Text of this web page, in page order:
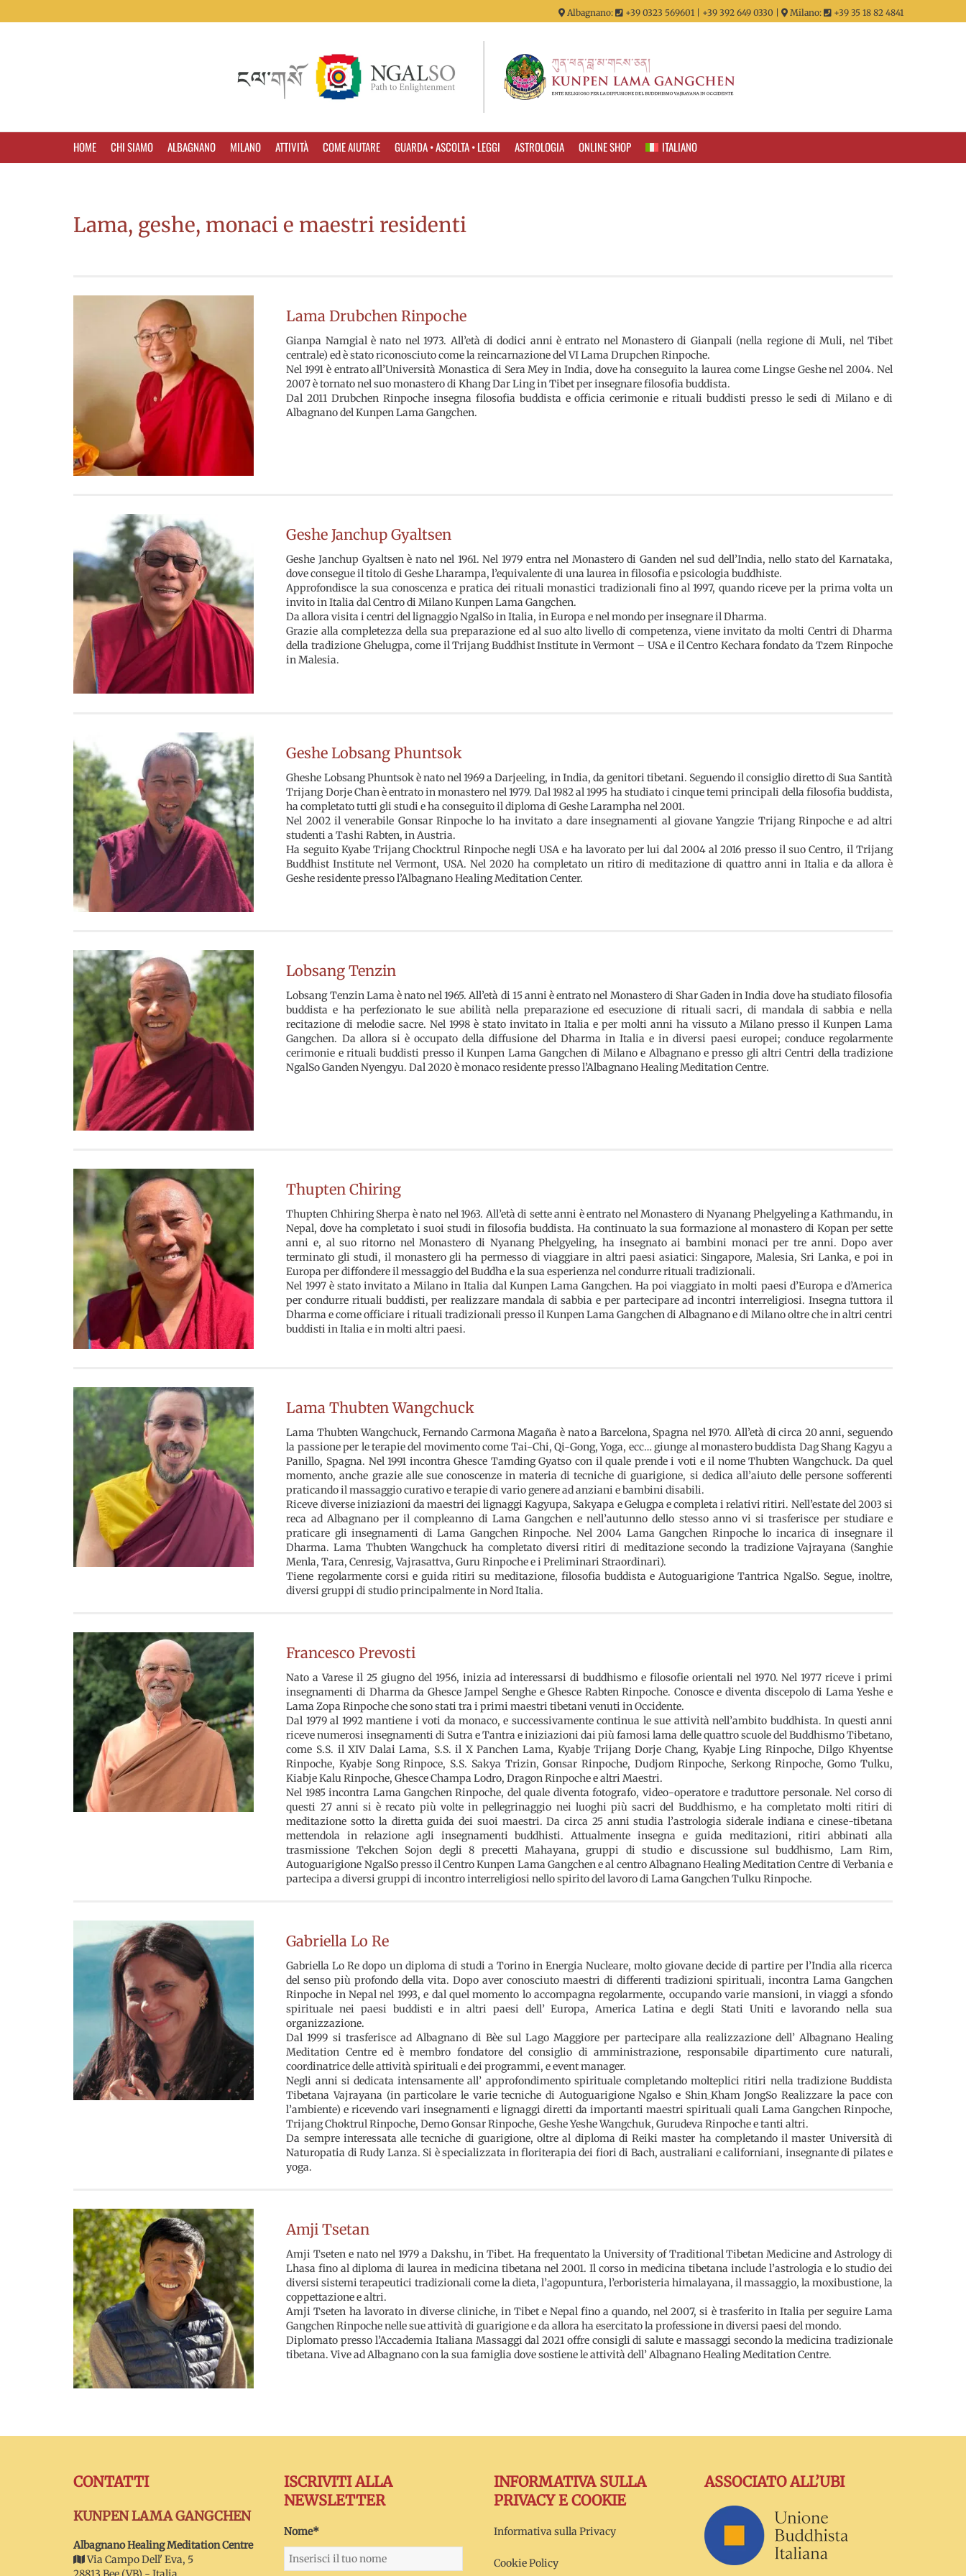
Albagnano: +39 0323 569601 | +39 392 649 0330 | Milano: +39 35 18 82 4841
HOME CHI SIAMO ALBAGNANO MILANO ATTIVITÀ COME AIUTARE GUARDA • ASCOLTA • LEGGI ASTROLOGIA ONLINE SHOP ITALIANO
Lama, geshe, monaci e maestri residenti
Lama Drubchen Rinpoche
Gianpa Namgial è nato nel 1973. All’età di dodici anni è entrato nel Monastero di Gianpali (nella regione di Muli, nel Tibet
centrale) ed è stato riconosciuto come la reincarnazione del VI Lama Drupchen Rinpoche.
Nel 1991 è entrato all’Università Monastica di Sera Mey in India, dove ha conseguito la laurea come Lingse Geshe nel 2004. Nel
2007 è tornato nel suo monastero di Khang Dar Ling in Tibet per insegnare filosofia buddista.
Dal 2011 Drubchen Rinpoche insegna filosofia buddista e officia cerimonie e rituali buddisti presso le sedi di Milano e di
Albagnano del Kunpen Lama Gangchen.
Geshe Janchup Gyaltsen
Geshe Janchup Gyaltsen è nato nel 1961. Nel 1979 entra nel Monastero di Ganden nel sud dell’India, nello stato del Karnataka,
dove consegue il titolo di Geshe Lharampa, l’equivalente di una laurea in filosofia e psicologia buddhiste.
Approfondisce la sua conoscenza e pratica dei rituali monastici tradizionali fino al 1997, quando riceve per la prima volta un
invito in Italia dal Centro di Milano Kunpen Lama Gangchen.
Da allora visita i centri del lignaggio NgalSo in Italia, in Europa e nel mondo per insegnare il Dharma.
Grazie alla completezza della sua preparazione ed al suo alto livello di competenza, viene invitato da molti Centri di Dharma
della tradizione Ghelugpa, come il Trijang Buddhist Institute in Vermont – USA e il Centro Kechara fondato da Tzem Rinpoche
in Malesia.
Geshe Lobsang Phuntsok
Gheshe Lobsang Phuntsok è nato nel 1969 a Darjeeling, in India, da genitori tibetani. Seguendo il consiglio diretto di Sua Santità
Trijang Dorje Chan è entrato in monastero nel 1979. Dal 1982 al 1995 ha studiato i cinque temi principali della filosofia buddista,
ha completato tutti gli studi e ha conseguito il diploma di Geshe Larampha nel 2001.
Nel 2002 il venerabile Gonsar Rinpoche lo ha invitato a dare insegnamenti al giovane Yangzie Trijang Rinpoche e ad altri
studenti a Tashi Rabten, in Austria.
Ha seguito Kyabe Trijang Chocktrul Rinpoche negli USA e ha lavorato per lui dal 2004 al 2016 presso il suo Centro, il Trijang
Buddhist Institute nel Vermont, USA. Nel 2020 ha completato un ritiro di meditazione di quattro anni in Italia e da allora è
Geshe residente presso l’Albagnano Healing Meditation Center.
Lobsang Tenzin
Lobsang Tenzin Lama è nato nel 1965. All’età di 15 anni è entrato nel Monastero di Shar Gaden in India dove ha studiato filosofia
buddista e ha perfezionato le sue abilità nella preparazione ed esecuzione di rituali sacri, di mandala di sabbia e nella
recitazione di melodie sacre. Nel 1998 è stato invitato in Italia e per molti anni ha vissuto a Milano presso il Kunpen Lama
Gangchen. Da allora si è occupato della diffusione del Dharma in Italia e in diversi paesi europei; conduce regolarmente
cerimonie e rituali buddisti presso il Kunpen Lama Gangchen di Milano e Albagnano e presso gli altri Centri della tradizione
NgalSo Ganden Nyengyu. Dal 2020 è monaco residente presso l’Albagnano Healing Meditation Centre.
Thupten Chiring
Thupten Chhiring Sherpa è nato nel 1963. All’età di sette anni è entrato nel Monastero di Nyanang Phelgyeling a Kathmandu, in
Nepal, dove ha completato i suoi studi in filosofia buddista. Ha continuato la sua formazione al monastero di Kopan per sette
anni e, al suo ritorno nel Monastero di Nyanang Phelgyeling, ha insegnato ai bambini monaci per tre anni. Dopo aver
terminato gli studi, il monastero gli ha permesso di viaggiare in altri paesi asiatici: Singapore, Malesia, Sri Lanka, e poi in
Europa per diffondere il messaggio del Buddha e la sua esperienza nel condurre rituali tradizionali.
Nel 1997 è stato invitato a Milano in Italia dal Kunpen Lama Gangchen. Ha poi viaggiato in molti paesi d’Europa e d’America
per condurre rituali buddisti, per realizzare mandala di sabbia e per partecipare ad incontri interreligiosi. Insegna tuttora il
Dharma e come officiare i rituali tradizionali presso il Kunpen Lama Gangchen di Albagnano e di Milano oltre che in altri centri
buddisti in Italia e in molti altri paesi.
Lama Thubten Wangchuck
Lama Thubten Wangchuck, Fernando Carmona Magaña è nato a Barcelona, Spagna nel 1970. All’età di circa 20 anni, seguendo
la passione per le terapie del movimento come Tai-Chi, Qi-Gong, Yoga, ecc… giunge al monastero buddista Dag Shang Kagyu a
Panillo, Spagna. Nel 1991 incontra Ghesce Tamding Gyatso con il quale prende i voti e il nome Thubten Wangchuck. Da quel
momento, anche grazie alle sue conoscenze in materia di tecniche di guarigione, si dedica all’aiuto delle persone sofferenti
praticando il massaggio curativo e terapie di vario genere ad anziani e bambini disabili.
Riceve diverse iniziazioni da maestri dei lignaggi Kagyupa, Sakyapa e Gelugpa e completa i relativi ritiri. Nell’estate del 2003 si
reca ad Albagnano per il compleanno di Lama Gangchen e nell’autunno dello stesso anno vi si trasferisce per studiare e
praticare gli insegnamenti di Lama Gangchen Rinpoche. Nel 2004 Lama Gangchen Rinpoche lo incarica di insegnare il
Dharma. Lama Thubten Wangchuck ha completato diversi ritiri di meditazione secondo la tradizione Vajrayana (Sanghie
Menla, Tara, Cenresig, Vajrasattva, Guru Rinpoche e i Preliminari Straordinari).
Tiene regolarmente corsi e guida ritiri su meditazione, filosofia buddista e Autoguarigione Tantrica NgalSo. Segue, inoltre,
diversi gruppi di studio principalmente in Nord Italia.
Francesco Prevosti
Nato a Varese il 25 giugno del 1956, inizia ad interessarsi di buddhismo e filosofie orientali nel 1970. Nel 1977 riceve i primi
insegnamenti di Dharma da Ghesce Jampel Senghe e Ghesce Rabten Rinpoche. Conosce e diventa discepolo di Lama Yeshe e
Lama Zopa Rinpoche che sono stati tra i primi maestri tibetani venuti in Occidente.
Dal 1979 al 1992 mantiene i voti da monaco, e successivamente continua le sue attività nell’ambito buddhista. In questi anni
riceve numerosi insegnamenti di Sutra e Tantra e iniziazioni dai più famosi lama delle quattro scuole del Buddhismo Tibetano,
come S.S. il XIV Dalai Lama, S.S. il X Panchen Lama, Kyabje Trijang Dorje Chang, Kyabje Ling Rinpoche, Dilgo Khyentse
Rinpoche, Kyabje Song Rinpoce, S.S. Sakya Trizin, Gonsar Rinpoche, Dudjom Rinpoche, Serkong Rinpoche, Gomo Tulku,
Kiabje Kalu Rinpoche, Ghesce Champa Lodro, Dragon Rinpoche e altri Maestri.
Nel 1985 incontra Lama Gangchen Rinpoche, del quale diventa fotografo, video-operatore e traduttore personale. Nel corso di
questi 27 anni si è recato più volte in pellegrinaggio nei luoghi più sacri del Buddhismo, e ha completato molti ritiri di
meditazione sotto la diretta guida dei suoi maestri. Da circa 25 anni studia l’astrologia siderale indiana e cinese-tibetana
mettendola in relazione agli insegnamenti buddhisti. Attualmente insegna e guida meditazioni, ritiri abbinati alla
trasmissione Tekchen Sojon degli 8 precetti Mahayana, gruppi di studio e discussione sul buddhismo, Lam Rim,
Autoguarigione NgalSo presso il Centro Kunpen Lama Gangchen e al centro Albagnano Healing Meditation Centre di Verbania e
partecipa a diversi gruppi di incontro interreligiosi nello spirito del lavoro di Lama Gangchen Tulku Rinpoche.
Gabriella Lo Re
Gabriella Lo Re dopo un diploma di studi a Torino in Energia Nucleare, molto giovane decide di partire per l’India alla ricerca
del senso più profondo della vita. Dopo aver conosciuto maestri di differenti tradizioni spirituali, incontra Lama Gangchen
Rinpoche in Nepal nel 1993, e dal quel momento lo accompagna regolarmente, occupando varie mansioni, in viaggi a sfondo
spirituale nei paesi buddisti e in altri paesi dell’ Europa, America Latina e degli Stati Uniti e lavorando nella sua
organizzazione.
Dal 1999 si trasferisce ad Albagnano di Bèe sul Lago Maggiore per partecipare alla realizzazione dell’ Albagnano Healing
Meditation Centre ed è membro fondatore del consiglio di amministrazione, responsabile dipartimento cure naturali,
coordinatrice delle attività spirituali e dei programmi, e event manager.
Negli anni si dedicata intensamente all’ approfondimento spirituale completando molteplici ritiri nella tradizione Buddista
Tibetana Vajrayana (in particolare le varie tecniche di Autoguarigione Ngalso e Shin_Kham JongSo Realizzare la pace con
l’ambiente) e ricevendo vari insegnamenti e lignaggi diretti da importanti maestri spirituali quali Lama Gangchen Rinpoche,
Trijang Choktrul Rinpoche, Demo Gonsar Rinpoche, Geshe Yeshe Wangchuk, Gurudeva Rinpoche e tanti altri.
Da sempre interessata alle tecniche di guarigione, oltre al diploma di Reiki master ha completando il master Università di
Naturopatia di Rudy Lanza. Si è specializzata in floriterapia dei fiori di Bach, australiani e californiani, insegnante di pilates e
yoga.
Amji Tsetan
Amji Tseten e nato nel 1979 a Dakshu, in Tibet. Ha frequentato la University of Traditional Tibetan Medicine and Astrology di
Lhasa fino al diploma di laurea in medicina tibetana nel 2001. Il corso in medicina tibetana include l’astrologia e lo studio dei
diversi sistemi terapeutici tradizionali come la dieta, l’agopuntura, l’erboristeria himalayana, il massaggio, la moxibustione, la
coppettazione e altri.
Amji Tseten ha lavorato in diverse cliniche, in Tibet e Nepal fino a quando, nel 2007, si è trasferito in Italia per seguire Lama
Gangchen Rinpoche nelle sue attività di guarigione e da allora ha esercitato la professione in diversi paesi del mondo.
Diplomato presso l’Accademia Italiana Massaggi dal 2021 offre consigli di salute e massaggi secondo la medicina tradizionale
tibetana. Vive ad Albagnano con la sua famiglia dove sostiene le attività dell’ Albagnano Healing Meditation Centre.
CONTATTI
KUNPEN LAMA GANGCHEN
Albagnano Healing Meditation Centre
Via Campo Dell' Eva, 5
ISCRIVITI ALLA
NEWSLETTER
Nome*
INFORMATIVA SULLA
PRIVACY E COOKIE
Informativa sulla Privacy
Cookie Policy
ASSOCIATO ALL’UBI